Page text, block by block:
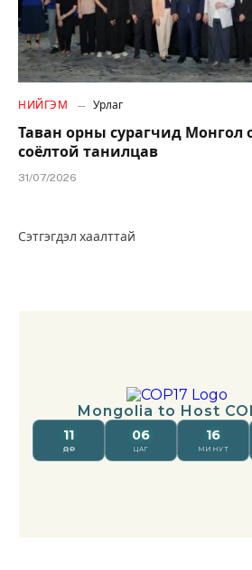
НИЙГЭМ Урлаг
Таван орны сурагчид Монгол
соёлтой танилцав
31/07/2026
Сэтгэгдэл хаалттай